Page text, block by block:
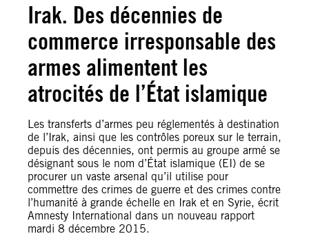
Irak. Des décennies de
commerce irresponsable des
armes alimentent les
atrocités de l’État islamique
Les transferts d’armes peu réglementés à destination
de l’Irak, ainsi que les contrôles poreux sur le terrain,
depuis des décennies, ont permis au groupe armé se
désignant sous le nom d’État islamique (EI) de se
procurer un vaste arsenal qu’il utilise pour
commettre des crimes de guerre et des crimes contre
l’humanité à grande échelle en Irak et en Syrie, écrit
Amnesty International dans un nouveau rapport
mardi 8 décembre 2015.